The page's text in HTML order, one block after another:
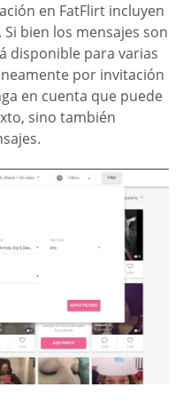
en FatFlirt incluyen
bien los mensajes son
disponible para varias
por invitación
en cuenta que puede
sino también